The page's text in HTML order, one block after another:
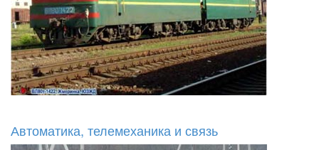
Автоматика, телемеханика и связь